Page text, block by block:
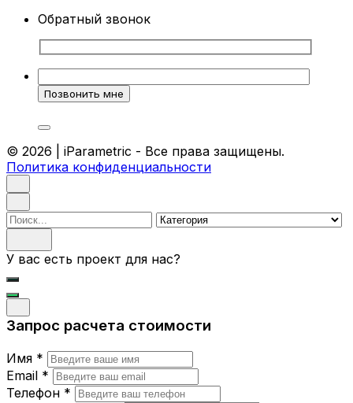
Обратный звонок
© 2026 | iParametric - Все права защищены.
Политика конфиденциальности
Поиск
У вас есть проект для нас?
Запрос расчета стоимости
Имя *
Email *
Телефон *